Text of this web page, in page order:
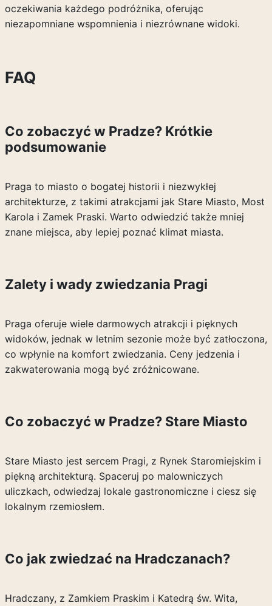
oczekiwania każdego podróżnika, oferując
niezapomniane wspomnienia i niezrównane widoki.
FAQ
Co zobaczyć w Pradze? Krótkie
podsumowanie
Praga to miasto o bogatej historii i niezwykłej
architekturze, z takimi atrakcjami jak Stare Miasto, Most
Karola i Zamek Praski. Warto odwiedzić także mniej
znane miejsca, aby lepiej poznać klimat miasta.
Zalety i wady zwiedzania Pragi
Praga oferuje wiele darmowych atrakcji i pięknych
widoków, jednak w letnim sezonie może być zatłoczona,
co wpłynie na komfort zwiedzania. Ceny jedzenia i
zakwaterowania mogą być zróżnicowane.
Co zobaczyć w Pradze? Stare Miasto
Stare Miasto jest sercem Pragi, z Rynek Staromiejskim i
piękną architekturą. Spaceruj po malowniczych
uliczkach, odwiedzaj lokale gastronomiczne i ciesz się
lokalnym rzemiosłem.
Co jak zwiedzać na Hradczanach?
Hradczany, z Zamkiem Praskim i Katedrą św. Wita,